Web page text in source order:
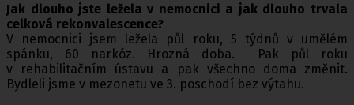
Jak dlouho jste ležela v nemocnici a jak dlouho trvala
celková rekonvalescence?
V nemocnici jsem ležela půl roku, 5 týdnů v umělém
spánku, 60 narkóz. Hrozná doba. Pak půl roku
v rehabilitačním ústavu a pak všechno doma změnit.
Bydleli jsme v mezonetu ve 3. poschodí bez výtahu.